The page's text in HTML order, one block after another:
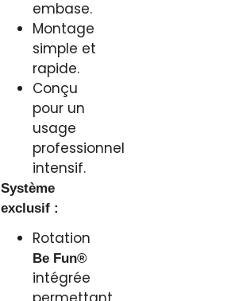
embase.
Montage
simple et
rapide.
Conçu
pour un
usage
professionnel
intensif.
Système
exclusif :
Rotation
Be Fun®
intégrée